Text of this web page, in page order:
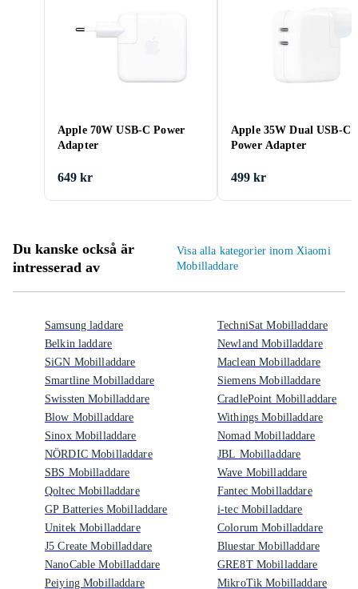
Apple 70W USB-C Power
Adapter
649 kr
Apple 35W Dual USB-C
Power Adapter
499 kr
Du kanske också är
intresserad av
Visa alla kategorier inom Xiaomi
Mobilladdare
Samsung laddare
Belkin laddare
SiGN Mobilladdare
Smartline Mobilladdare
Swissten Mobilladdare
Blow Mobilladdare
Sinox Mobilladdare
NÖRDIC Mobilladdare
SBS Mobilladdare
Qoltec Mobilladdare
GP Batteries Mobilladdare
Unitek Mobilladdare
J5 Create Mobilladdare
NanoCable Mobilladdare
Peiying Mobilladdare
TechniSat Mobilladdare
Newland Mobilladdare
Maclean Mobilladdare
Siemens Mobilladdare
CradlePoint Mobilladdare
Withings Mobilladdare
Nomad Mobilladdare
JBL Mobilladdare
Wave Mobilladdare
Fantec Mobilladdare
i-tec Mobilladdare
Colorum Mobilladdare
Bluestar Mobilladdare
GRE8T Mobilladdare
MikroTik Mobilladdare